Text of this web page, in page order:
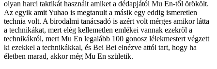
olyan harci taktikát használt amiket a dédapjától Mu En-től örökölt.
Az egyik amit Yuhao is megtanult a másik egy eddig ismeretlen
technia volt. A birodalmi tanácsadó is azért volt mérges amikor látta
a technikákat, mert elég kellemetlen emlékei vannak ezekről a
technikákról, mert Mu En legalább 100 gonosz lélekmestert végzett
ki ezekkel a technikákkal, és Bei Bei elnézve attól tart, hogy ha
életben marad, akkor még Mu En születik.